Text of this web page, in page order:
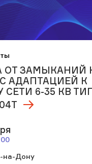
ОТ ЗАМЫКАНИЙ
АДАПТАЦИЕЙ К
6-35 КВ
на-Дону